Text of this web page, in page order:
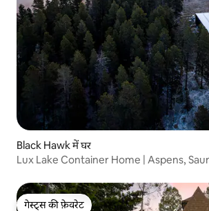
Black Hawk में घर
Lux Lake Container Home | Aspens,
गेस्ट्स की फ़ेवरेट